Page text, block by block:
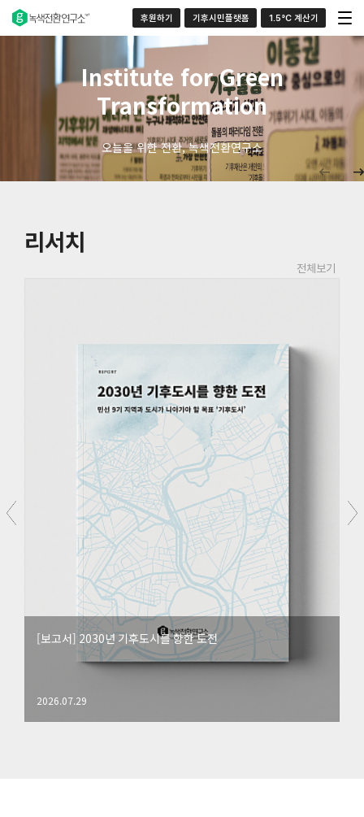
후원하기 기후시민플랫폼 1.5°C 계산기
Institute for Green
Transformation
오늘을 위한 전환, 녹색전환연구소
리서치
전체보기
[보고서] 2030년 기후도시를 향한 도전
2026.07.29